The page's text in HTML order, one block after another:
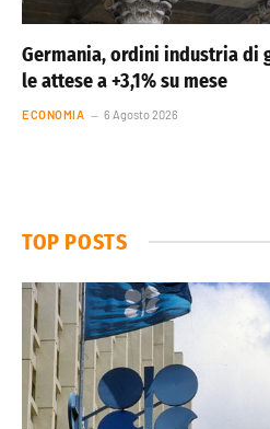
Germania, ordini industria di
le attese a +3,1% su mese
ECONOMIA 6 Agosto 2026
TOP POSTS